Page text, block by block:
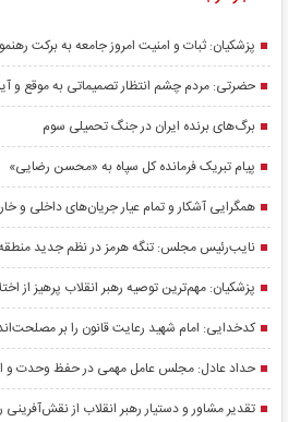
پزشکیان: ثبات و امنیت امروز جامعه به برکت
حضرتی: مردم چشم‌ انتظار تصمیماتی به‌ موقع و
برگ‌های برنده ایران در جنگ تحمیلی سوم
پیام تبریک فرمانده کل سپاه به «محسن رضایی»
همگرایی آشکار و تمام عیار جریان‌های داخلی و
نایب‌رئیس مجلس: تنگه هرمز در نظم جدید
پزشکیان: مهم‌ترین توصیه رهبر انقلاب پرهیز از
کدخدایی: امام شهید رعایت قانون را بر
حداد عادل: مجلس عامل مهمی در حفظ وحدت و
تقدیر مشاور و دستیار رهبر انقلاب از نقش‌آفرینی